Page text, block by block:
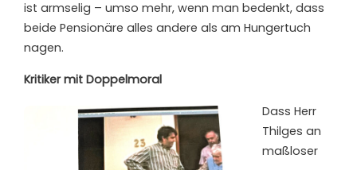
ist armselig – umso mehr, wenn man bedenkt, dass
beide Pensionäre alles andere als am Hungertuch
nagen.
Kritiker mit Doppelmoral
Dass Herr
Thilges an
maßloser